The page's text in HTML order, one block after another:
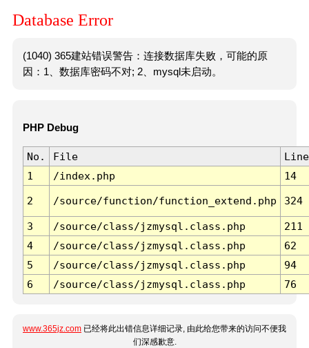
Database Error
(1040) 365建站错误警告：连接数据库失败，可能的原
因：1、数据库密码不对; 2、mysql未启动。
PHP Debug
No. File
Line
1
/index.php 14
2 /source/function/function_extend.php 324
3 /source/class/jzmysql.class.php
211
4
/source/class/jzmysql.class.php
62
5
/source/class/jzmysql.class.php
94
6
/source/class/jzmysql.class.php 76
www.365jz.com 已经将此出错信息详细记录, 由此给您带来的访问不便我
们深感歉意.